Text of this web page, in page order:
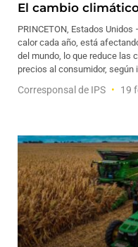
El cambio
PRINCETON, Estados
calor cada año, está
del mundo, lo que reduce las
precios al consumidor, según
Corresponsal de IPS 19